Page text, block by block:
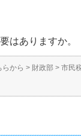
はありますか。
から > 財政部 > 市民